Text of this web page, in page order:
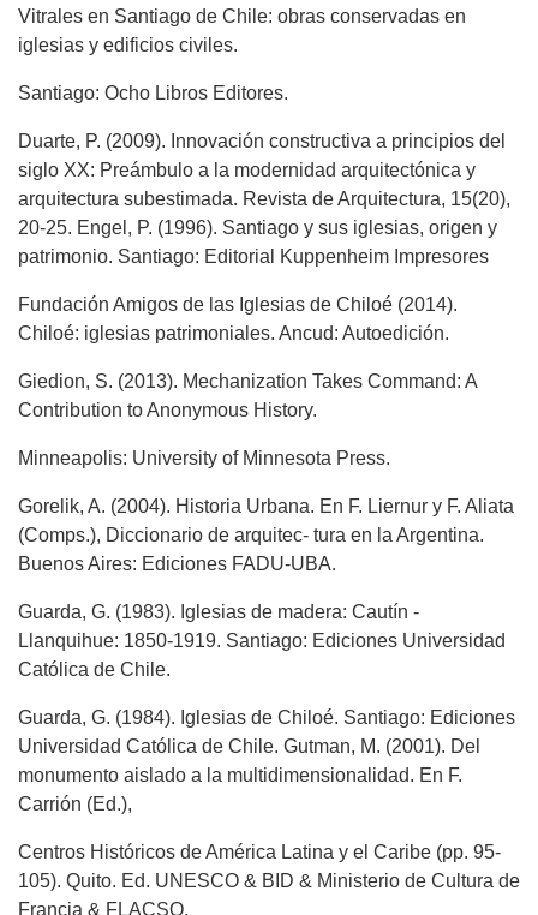
Vitrales en Santiago de Chile: obras conservadas en
iglesias y edificios civiles.
Santiago: Ocho Libros Editores.
Duarte, P. (2009). Innovación constructiva a principios del
siglo XX: Preámbulo a la modernidad arquitectónica y
arquitectura subestimada. Revista de Arquitectura, 15(20),
20-25. Engel, P. (1996). Santiago y sus iglesias, origen y
patrimonio. Santiago: Editorial Kuppenheim Impresores
Fundación Amigos de las Iglesias de Chiloé (2014).
Chiloé: iglesias patrimoniales. Ancud: Autoedición.
Giedion, S. (2013). Mechanization Takes Command: A
Contribution to Anonymous History.
Minneapolis: University of Minnesota Press.
Gorelik, A. (2004). Historia Urbana. En F. Liernur y F. Aliata
(Comps.), Diccionario de arquitec- tura en la Argentina.
Buenos Aires: Ediciones FADU-UBA.
Guarda, G. (1983). Iglesias de madera: Cautín -
Llanquihue: 1850-1919. Santiago: Ediciones Universidad
Católica de Chile.
Guarda, G. (1984). Iglesias de Chiloé. Santiago: Ediciones
Universidad Católica de Chile. Gutman, M. (2001). Del
monumento aislado a la multidimensionalidad. En F.
Carrión (Ed.),
Centros Históricos de América Latina y el Caribe (pp. 95-
105). Quito. Ed. UNESCO & BID & Ministerio de Cultura de
Francia & FLACSO.